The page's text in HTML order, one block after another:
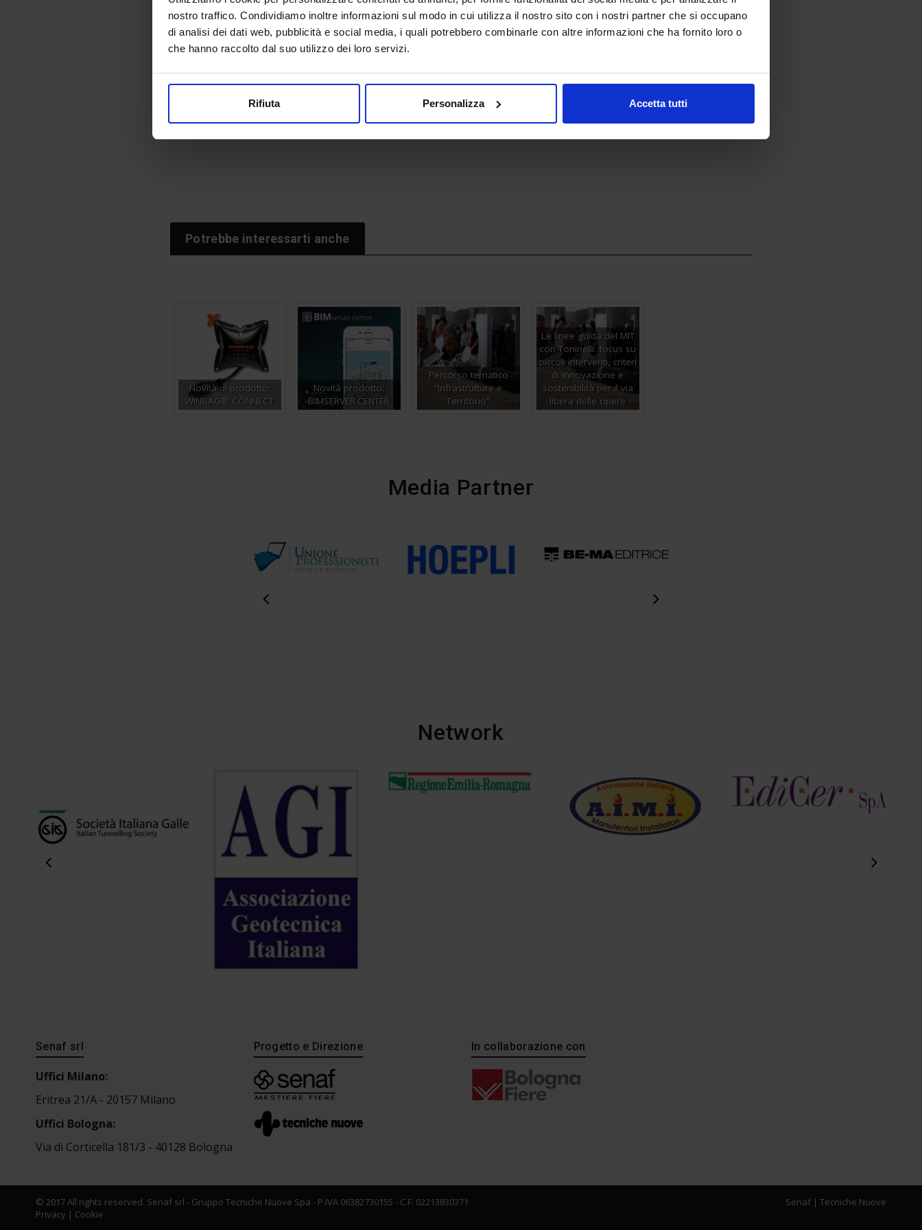
nostro traffico. Condividiamo inoltre informazioni sul modo in cui utilizza il nostro sito con i nostri partner che si occupano
di analisi dei dati web, pubblicità e social media, i quali potrebbero combinarle con altre informazioni che ha fornito loro o
che hanno raccolto dal suo utilizzo dei loro servizi.
Rifiuta Personalizza Accetta tutti
Dito puntato sul Codice Appalti come sull’indispensabile azione di professionalizzazione e
qualificazione della committenza pubblica
, «le uniche in grado di garantire la piena attuazione delle
«Se si vuole ridurre il differenziale di crescita con i nostri partner europei – ha sottolineato il presidente
Federbeton, Roberto Callieri – occorre adottare con urgenza misure che accelerino la realizzazione e la
manutenzione delle opere pubbliche necessarie per la qualità della vita e per lo sviluppo».
Potrebbe interessarti anche
Novità di prodotto:
WINBAG® CONNECT
Novità prodotto:
BIMSERVER.CENTER
Percorso tematico
“Infrastrutture e
Territorio”
Le linee guida del MIT
con Toninelli: focus su
piccoli interventi, criteri
di innovazione e
sostenibilità per il via
libera delle opere
Media Partner
Network
Senaf srl
Uffici Milano:
Eritrea 21/A - 20157 Milano
Uffici Bologna:
Via di Corticella 181/3 - 40128 Bologna
Progetto e Direzione In collaborazione con
© 2017 All rights reserved. Senaf srl - Gruppo Tecniche Nuove Spa - P.IVA 06382730155 - C.F. 02213830371
Privacy | Cookie
Senaf| Tecniche Nuove